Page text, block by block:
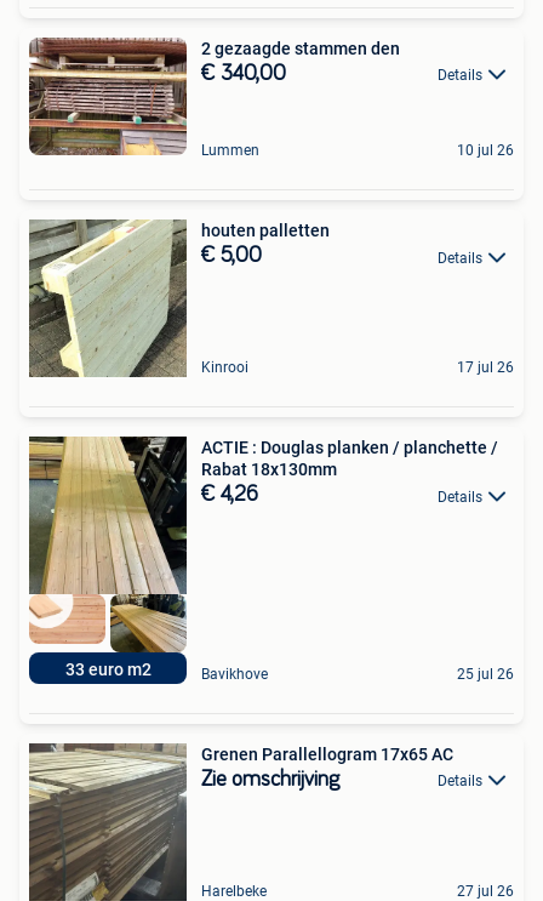
2 gezaagde stammen den
€ 340,00 Details
Lummen 10 jul 26
houten palletten
€ 5,00 Details
Kinrooi 17 jul 26
33 euro m2
ACTIE : Douglas planken / planchette /
Rabat 18x130mm
€ 4,26 Details
Bavikhove 25 jul 26
Grenen Parallellogram 17x65 AC
Zie omschrijving Details
Harelbeke 27 jul 26